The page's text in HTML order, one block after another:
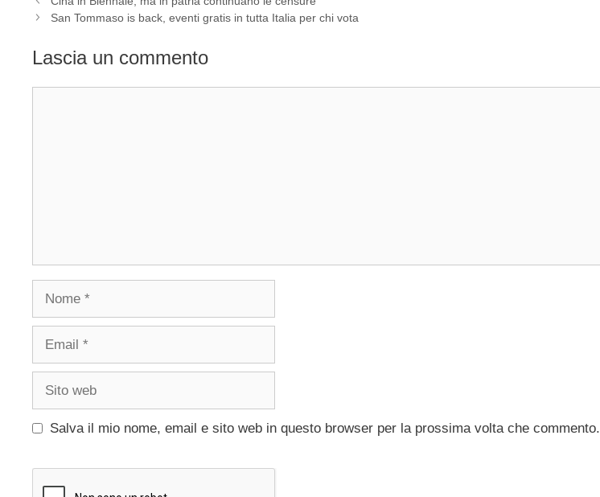
San Tommaso is back, eventi gratis in tutta Italia per chi vota
Lascia un commento
Nome
Email
Sito
Salva il mio nome, email e sito web in questo browser per la prossima volta che commento.